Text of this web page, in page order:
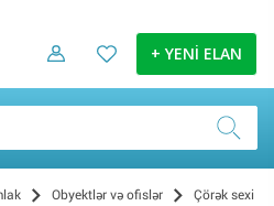
+ YENİ ELAN
Obyektlər və ofislər Çörək sexi